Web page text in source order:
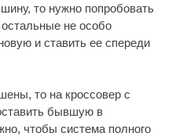
то нужно попробовать
не особо
и ставить ее спереди
то на кроссовер с
бывшую в
чтобы система полного